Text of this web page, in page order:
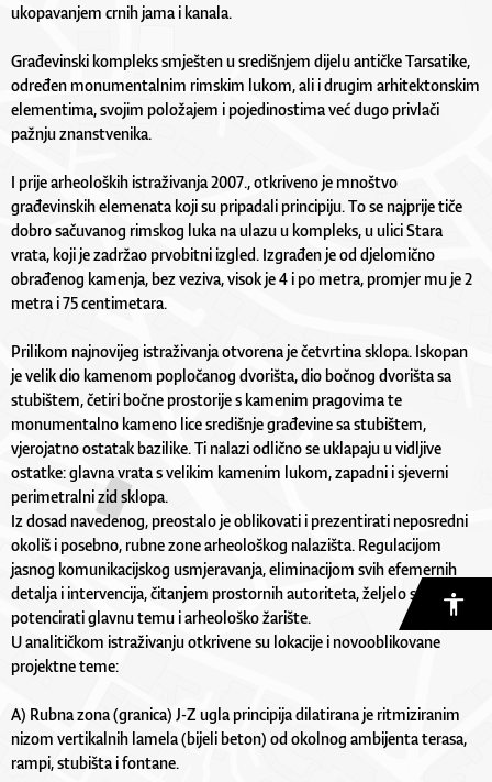
ukopavanjem crnih jama i kanala.
Građevinski kompleks smješten u središnjem dijelu antičke Tarsatike,
određen monumentalnim rimskim lukom, ali i drugim arhitektonskim
elementima, svojim položajem i pojedinostima već dugo privlači
pažnju znanstvenika.
I prije arheoloških istraživanja 2007., otkriveno je mnoštvo
građevinskih elemenata koji su pripadali principiju. To se najprije tiče
dobro sačuvanog rimskog luka na ulazu u kompleks, u ulici Stara
vrata, koji je zadržao prvobitni izgled. Izgrađen je od djelomično
obrađenog kamenja, bez veziva, visok je 4 i po metra, promjer mu je 2
metra i 75 centimetara.
Prilikom najnovijeg istraživanja otvorena je četvrtina sklopa. Iskopan
je velik dio kamenom popločanog dvorišta, dio bočnog dvorišta sa
stubištem, četiri bočne prostorije s kamenim pragovima te
monumentalno kameno lice središnje građevine sa stubištem,
vjerojatno ostatak bazilike. Ti nalazi odlično se uklapaju u vidljive
ostatke: glavna vrata s velikim kamenim lukom, zapadni i sjeverni
perimetralni zid sklopa.
Iz dosad navedenog, preostalo je oblikovati i prezentirati neposredni
okoliš i posebno, rubne zone arheološkog nalazišta. Regulacijom
jasnog komunikacijskog usmjeravanja, eliminacijom svih efemernih
detalja i intervencija, čitanjem prostornih autoriteta, željelo se
potencirati glavnu temu i arheološko žarište.
U analitičkom istraživanju otkrivene su lokacije i novooblikovane
projektne teme:
A) Rubna zona (granica) J-Z ugla principija dilatirana je ritmiziranim
nizom vertikalnih lamela (bijeli beton) od okolnog ambijenta terasa,
rampi, stubišta i fontane.